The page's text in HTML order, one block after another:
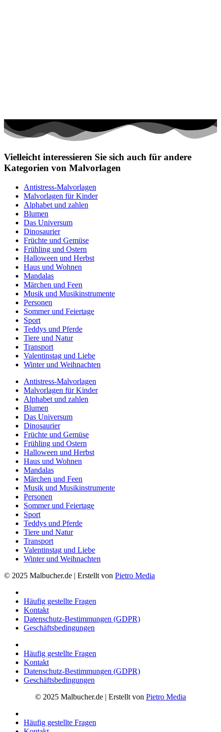
Vielleicht interessieren Sie sich auch für andere
Kategorien von Malvorlagen
Antistress-Malvorlagen
Malvorlagen für Kinder
Alphabet und zahlen
Blumen
Das Universum
Dinosaurier
Früchte und Gemüse
Frühling und Ostern
Halloween und Herbst
Haus und Wohnen
Mandalas
Märchen und Feen
Musik und Musikinstrumente
Personen
Sommer und Feiertage
Sport
Teddys und Pferde
Tiere und Natur
Transport
Valentinstag und Liebe
Winter und Weihnachten
Antistress-Malvorlagen
Malvorlagen für Kinder
Alphabet und zahlen
Blumen
Das Universum
Dinosaurier
Früchte und Gemüse
Frühling und Ostern
Halloween und Herbst
Haus und Wohnen
Mandalas
Märchen und Feen
Musik und Musikinstrumente
Personen
Sommer und Feiertage
Sport
Teddys und Pferde
Tiere und Natur
Transport
Valentinstag und Liebe
Winter und Weihnachten
© 2025 Malbucher.de | Erstellt von Pietro Media
Häufig gestellte Fragen
Kontakt
Datenschutz-Bestimmungen (GDPR)
Geschäftsbedingungen
Häufig gestellte Fragen
Kontakt
Datenschutz-Bestimmungen (GDPR)
Geschäftsbedingungen
© 2025 Malbucher.de | Erstellt von Pietro Media
Häufig gestellte Fragen